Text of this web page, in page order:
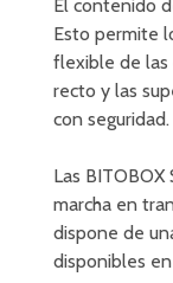
El contenido
Esto permite
flexible de las
recto y las
con seguridad.
Las
marcha en
dispone de
disponibles